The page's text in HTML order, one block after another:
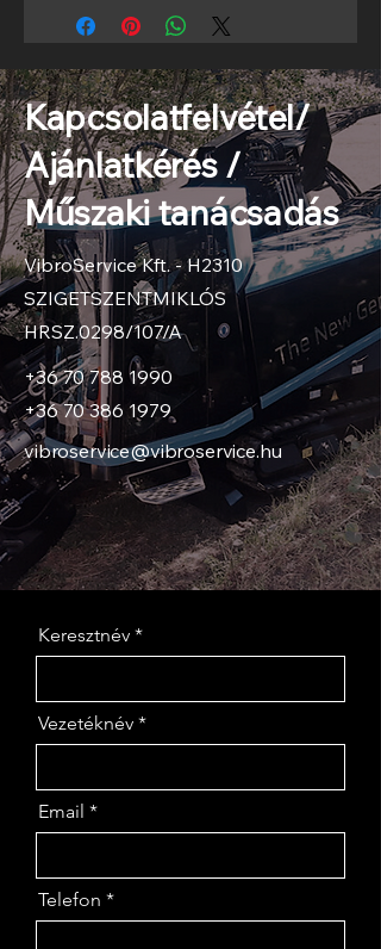
Kapcsolatfelvétel/
Ajánlatkérés /
Műszaki tanácsadás
VibroService Kft. - H2310
SZIGETSZENTMIKLÓS
HRSZ.0298/107/A
+36 70 788 1990
+36 70 386 1979
vibroservice@vibroservice.hu
Keresztnév
Vezetéknév
Email
Telefon